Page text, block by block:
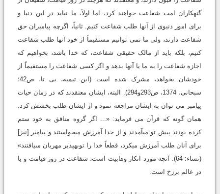
گنهکاران امت شفاعت خواهند کرد، اما اولاً، ما نباید در این دنیا و
برای امور دنیوی از آنها طلب شفاعت کنیم. ثانیاً، اگرچه پیامبران حق
شفاعت دارند، ولی ما نمی توانیم مستقیماً از خود آنها طلب شفاعت
کنیم، بلکه باید از مالک حقیقی شفاعت، که خدا باشد، بخواهیم که
اجازه شفاعت را به ما یا آنها بدهد و اگر کسی شفاعت را مستقیماً از
خودشان بخواهد، مشرک شده است (ابن تیمیه، بی تا، ص42؛
سبحانی، 1374، ص293و294). البته، ایشان معتقدند که در زمان حیات
پیامبر می توان به ایشان مراجعه نمود و از ایشان طلب بخشش کرد.
همان گونه که قرآن می فرماید: «... اگر گروه منافق به خود ستم
کرده بودند پیش تو می‏آمدند و از خدا آمرزش می‏خواستند و پیامبر [نیز]
براى آنان طلب آمرزش می‏کرد، قطعاً خدا را توبه‏پذیر مهربان مى‏یافتند»
(نساء: 64). آنچه مورد انکار وهابیت است، شفاعت در روز قیامت و یا
در عالم برزخ است.